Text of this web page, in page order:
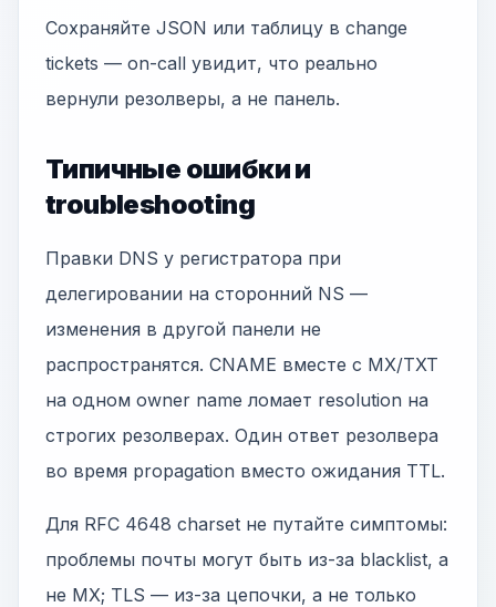
Сохраняйте JSON или таблицу в change
tickets — on-call увидит, что реально
вернули резолверы, а не панель.
Типичные ошибки и
troubleshooting
Правки DNS у регистратора при
делегировании на сторонний NS —
изменения в другой панели не
распространятся. CNAME вместе с MX/TXT
на одном owner name ломает resolution на
строгих резолверах. Один ответ резолвера
во время propagation вместо ожидания TTL.
Для RFC 4648 charset не путайте симптомы:
проблемы почты могут быть из-за blacklist, а
не MX; TLS — из-за цепочки, а не только